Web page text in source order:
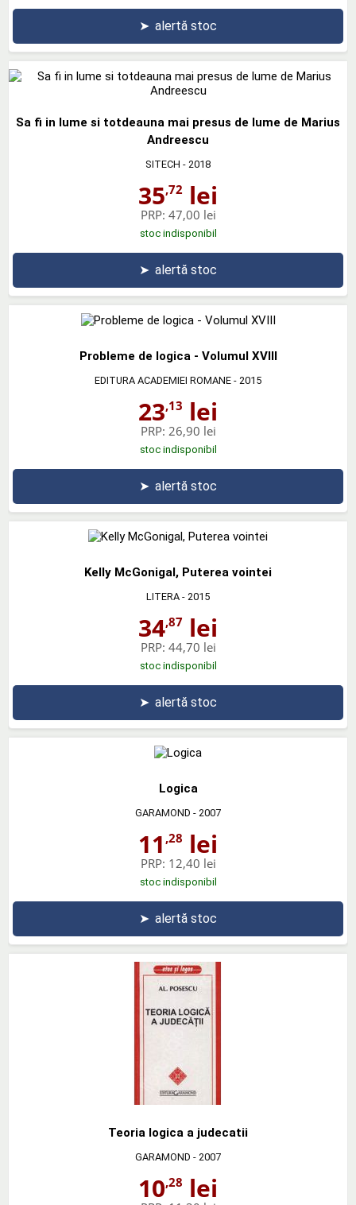
➤ alertă stoc
Sa fi in lume si totdeauna mai presus de lume de Marius
Andreescu
SITECH - 2018
35,72 lei
PRP: 47,00 lei
stoc indisponibil
➤ alertă stoc
Probleme de logica - Volumul XVIII
EDITURA ACADEMIEI ROMANE - 2015
23,13 lei
PRP: 26,90 lei
stoc indisponibil
➤ alertă stoc
Kelly McGonigal, Puterea vointei
LITERA - 2015
34,87 lei
PRP: 44,70 lei
stoc indisponibil
➤ alertă stoc
Logica
GARAMOND - 2007
11 ,28 lei
PRP: 12,40 lei
stoc indisponibil
➤ alertă stoc
Teoria logica a judecatii
GARAMOND - 2007
10,28 lei